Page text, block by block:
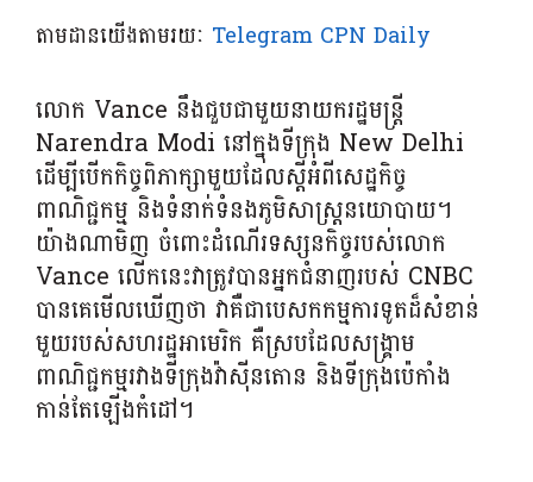
តាមដានយើងតាមរយៈ Telegram CPN Daily
លោក Vance នឹងជួបជាមួយនាយករដ្ឋមន្ត្រី
Narendra Modi នៅក្នុងទីក្រុង New Delhi
ដើម្បីបើកកិច្ចពិភាក្សាមួយដែលស្តីអំពីសេដ្ឋកិច្ច
ពាណិជ្ជកម្ម និងទំនាក់ទំនងភូមិសាស្ត្រនយោបាយ។
យ៉ាងណាមិញ ចំពោះដំណើរទស្សនកិច្ចរបស់លោក
Vance លើកនេះវាត្រូវបានអ្នកជំនាញរបស់ CNBC
បានគេមើលឃើញថា វាគឺជាបេសកកម្មការទូតដ៏សំខាន់
មួយរបស់សហរដ្ឋអាមេរិក គឺស្របដែលសង្គ្រាម
ពាណិជ្ជកម្មរវាងទីក្រុងវ៉ាស៊ីនតោន និងទីក្រុងប៉េកាំង
កាន់តែឡើងកំដៅ។